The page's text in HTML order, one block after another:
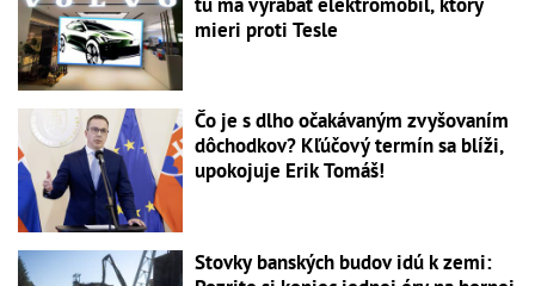
mieri proti Tesle
Čo je s dlho očakávaným zvyšovaním
dôchodkov? Kľúčový termín sa blíži,
upokojuje Erik Tomáš!
Stovky banských budov idú k zemi: